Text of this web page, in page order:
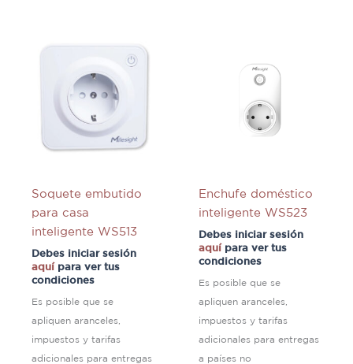
Soquete embutido
para casa
inteligente WS513
Debes iniciar sesión
aquí para ver tus
condiciones
Es posible que se
apliquen aranceles,
impuestos y tarifas
adicionales para entregas
Enchufe doméstico
inteligente WS523
Debes iniciar sesión
aquí para ver tus
condiciones
Es posible que se
apliquen aranceles,
impuestos y tarifas
adicionales para entregas
a países no